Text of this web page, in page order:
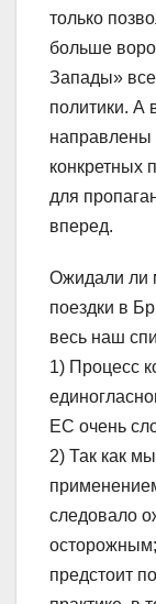
только
больше
Запады»
политики. А
направлены
конкретных
для
вперед.
Ожидали ли
поездки в
весь наш
1) Процесс
ЕС очень
2) Так как
следовало
предстоит